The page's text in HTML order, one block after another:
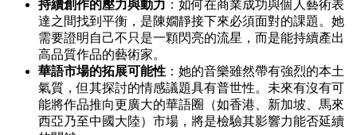
持續創作的壓力與動力 ：如何在商業成功與個人藝術表
達之間找到平衡，是陳嫺靜接下來必須面對的課題。她
需要證明自己不只是一顆閃亮的流星，而是能持續產出
高品質作品的藝術家。
華語市場的拓展可能性 ：她的音樂雖然帶有強烈的本土
氣質，但其探討的情感議題具有普世性。未來有沒有可
能將作品推向更廣大的華語圈（如香港、新加坡、馬來
西亞乃至中國大陸）市場，將是檢驗其影響力能否延續